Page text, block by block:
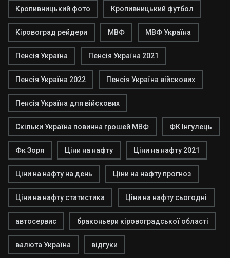
Кропивницький фото Кропивницький футбол
Кіровоград рейдери МВФ МВФ Україна
Пенсія Україна Пенсія Україна 2021
Пенсія Україна 2022 Пенсія Україна війскових
Пенсія Україна для війскових
Скільки Україна повинна грошей МВФ ФК Інгулець
Фк Зоря Ціни на нафту Ціни на нафту 2021
Ціни на нафту на день Ціни на нафту прогноз
Ціни на нафту статистика Ціни на нафту сьогодні
автосервис браконьери кіровоградської області
валюта Україна відгуки